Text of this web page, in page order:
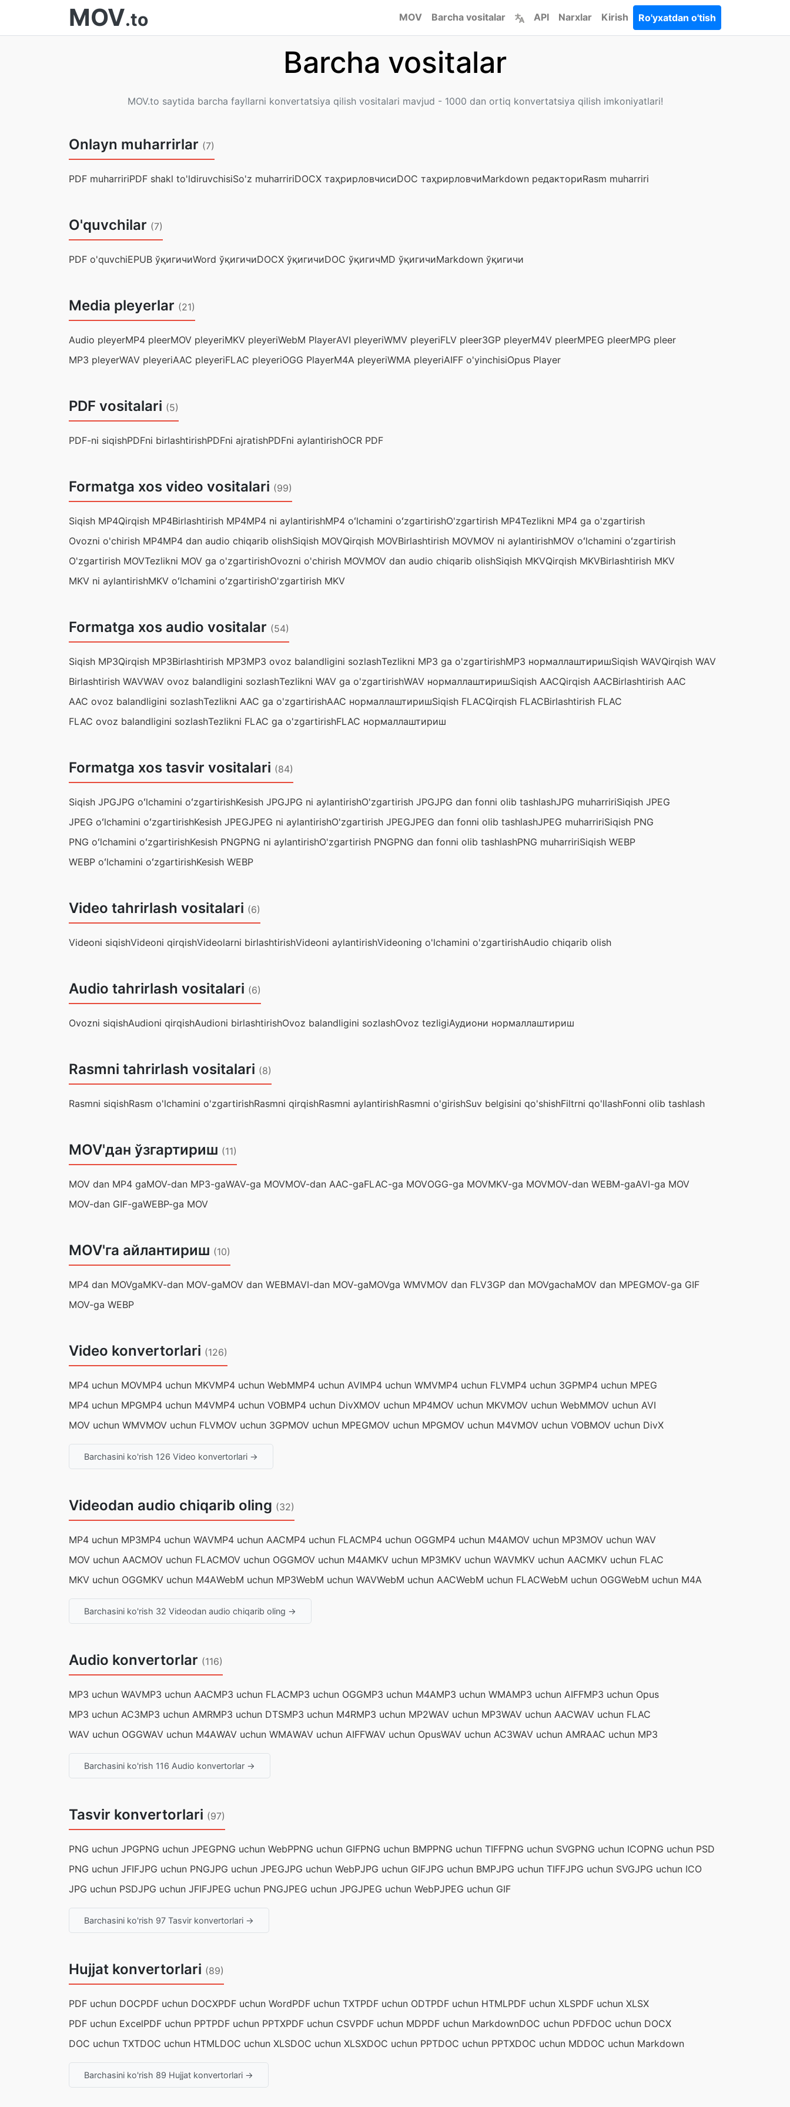
MOV.to MOV Barcha vositalar API Narxlar Kirish Ro'yxatdan o'tish
Barcha vositalar
MOV.to saytida barcha fayllarni konvertatsiya qilish vositalari mavjud - 1000 dan ortiq konvertatsiya qilish imkoniyatlari!
Onlayn muharrirlar (7)
PDF muharririPDF shakl to'ldiruvchisiSo'z muharririDOCX таҳрирловчисиDOC таҳрирловчиMarkdown редакториRasm muharriri
O'quvchilar (7)
PDF o'quvchiEPUB ўқигичиWord ўқигичиDOCX ўқигичиDOC ўқигичMD ўқигичиMarkdown ўқигичи
Media pleyerlar (21)
Audio pleyerMP4 pleerMOV pleyeriMKV pleyeriWebM PlayerAVI pleyeriWMV pleyeriFLV pleer3GP pleyerM4V pleerMPEG pleerMPG pleer
MP3 pleyerWAV pleyeriAAC pleyeriFLAC pleyeriOGG PlayerM4A pleyeriWMA pleyeriAIFF o'yinchisiOpus Player
PDF vositalari (5)
PDF-ni siqishPDFni birlashtirishPDFni ajratishPDFni aylantirishOCR PDF
Formatga xos video vositalari (99)
Siqish MP4Qirqish MP4Birlashtirish MP4MP4 ni aylantirishMP4 oʻlchamini oʻzgartirishO'zgartirish MP4Tezlikni MP4 ga o'zgartirish
Ovozni o'chirish MP4MP4 dan audio chiqarib olishSiqish MOVQirqish MOVBirlashtirish MOVMOV ni aylantirishMOV oʻlchamini oʻzgartirish
O'zgartirish MOVTezlikni MOV ga o'zgartirishOvozni o'chirish MOVMOV dan audio chiqarib olishSiqish MKVQirqish MKVBirlashtirish MKV
MKV ni aylantirishMKV oʻlchamini oʻzgartirishO'zgartirish MKV
Formatga xos audio vositalar (54)
Siqish MP3Qirqish MP3Birlashtirish MP3MP3 ovoz balandligini sozlashTezlikni MP3 ga o'zgartirishMP3 нормаллаштиришSiqish WAVQirqish WAV
Birlashtirish WAVWAV ovoz balandligini sozlashTezlikni WAV ga o'zgartirishWAV нормаллаштиришSiqish AACQirqish AACBirlashtirish AAC
AAC ovoz balandligini sozlashTezlikni AAC ga o'zgartirishAAC нормаллаштиришSiqish FLACQirqish FLACBirlashtirish FLAC
FLAC ovoz balandligini sozlashTezlikni FLAC ga o'zgartirishFLAC нормаллаштириш
Formatga xos tasvir vositalari (84)
Siqish JPGJPG oʻlchamini oʻzgartirishKesish JPGJPG ni aylantirishO'zgartirish JPGJPG dan fonni olib tashlashJPG muharririSiqish JPEG
JPEG oʻlchamini oʻzgartirishKesish JPEGJPEG ni aylantirishO'zgartirish JPEGJPEG dan fonni olib tashlashJPEG muharririSiqish PNG
PNG oʻlchamini oʻzgartirishKesish PNGPNG ni aylantirishO'zgartirish PNGPNG dan fonni olib tashlashPNG muharririSiqish WEBP
WEBP oʻlchamini oʻzgartirishKesish WEBP
Video tahrirlash vositalari (6)
Videoni siqishVideoni qirqishVideolarni birlashtirishVideoni aylantirishVideoning o'lchamini o'zgartirishAudio chiqarib olish
Audio tahrirlash vositalari (6)
Ovozni siqishAudioni qirqishAudioni birlashtirishOvoz balandligini sozlashOvoz tezligiАудиони нормаллаштириш
Rasmni tahrirlash vositalari (8)
Rasmni siqishRasm o'lchamini o'zgartirishRasmni qirqishRasmni aylantirishRasmni o'girishSuv belgisini qo'shishFiltrni qo'llashFonni olib tashlash
MOV'дан ўзгартириш (11)
MOV dan MP4 gaMOV-dan MP3-gaWAV-ga MOVMOV-dan AAC-gaFLAC-ga MOVOGG-ga MOVMKV-ga MOVMOV-dan WEBM-gaAVI-ga MOV
MOV-dan GIF-gaWEBP-ga MOV
MOV'га айлантириш (10)
MP4 dan MOVgaMKV-dan MOV-gaMOV dan WEBMAVI-dan MOV-gaMOVga WMVMOV dan FLV3GP dan MOVgachaMOV dan MPEGMOV-ga GIF
MOV-ga WEBP
Video konvertorlari (126)
MP4 uchun MOVMP4 uchun MKVMP4 uchun WebMMP4 uchun AVIMP4 uchun WMVMP4 uchun FLVMP4 uchun 3GPMP4 uchun MPEG
MP4 uchun MPGMP4 uchun M4VMP4 uchun VOBMP4 uchun DivXMOV uchun MP4MOV uchun MKVMOV uchun WebMMOV uchun AVI
MOV uchun WMVMOV uchun FLVMOV uchun 3GPMOV uchun MPEGMOV uchun MPGMOV uchun M4VMOV uchun VOBMOV uchun DivX
Barchasini ko'rish 126 Video konvertorlari →
Videodan audio chiqarib oling (32)
MP4 uchun MP3MP4 uchun WAVMP4 uchun AACMP4 uchun FLACMP4 uchun OGGMP4 uchun M4AMOV uchun MP3MOV uchun WAV
MOV uchun AACMOV uchun FLACMOV uchun OGGMOV uchun M4AMKV uchun MP3MKV uchun WAVMKV uchun AACMKV uchun FLAC
MKV uchun OGGMKV uchun M4AWebM uchun MP3WebM uchun WAVWebM uchun AACWebM uchun FLACWebM uchun OGGWebM uchun M4A
Barchasini ko'rish 32 Videodan audio chiqarib oling →
Audio konvertorlar (116)
MP3 uchun WAVMP3 uchun AACMP3 uchun FLACMP3 uchun OGGMP3 uchun M4AMP3 uchun WMAMP3 uchun AIFFMP3 uchun Opus
MP3 uchun AC3MP3 uchun AMRMP3 uchun DTSMP3 uchun M4RMP3 uchun MP2WAV uchun MP3WAV uchun AACWAV uchun FLAC
WAV uchun OGGWAV uchun M4AWAV uchun WMAWAV uchun AIFFWAV uchun OpusWAV uchun AC3WAV uchun AMRAAC uchun MP3
Barchasini ko'rish 116 Audio konvertorlar →
Tasvir konvertorlari (97)
PNG uchun JPGPNG uchun JPEGPNG uchun WebPPNG uchun GIFPNG uchun BMPPNG uchun TIFFPNG uchun SVGPNG uchun ICOPNG uchun PSD
PNG uchun JFIFJPG uchun PNGJPG uchun JPEGJPG uchun WebPJPG uchun GIFJPG uchun BMPJPG uchun TIFFJPG uchun SVGJPG uchun ICO
JPG uchun PSDJPG uchun JFIFJPEG uchun PNGJPEG uchun JPGJPEG uchun WebPJPEG uchun GIF
Barchasini ko'rish 97 Tasvir konvertorlari →
Hujjat konvertorlari (89)
PDF uchun DOCPDF uchun DOCXPDF uchun WordPDF uchun TXTPDF uchun ODTPDF uchun HTMLPDF uchun XLSPDF uchun XLSX
PDF uchun ExcelPDF uchun PPTPDF uchun PPTXPDF uchun CSVPDF uchun MDPDF uchun MarkdownDOC uchun PDFDOC uchun DOCX
DOC uchun TXTDOC uchun HTMLDOC uchun XLSDOC uchun XLSXDOC uchun PPTDOC uchun PPTXDOC uchun MDDOC uchun Markdown
Barchasini ko'rish 89 Hujjat konvertorlari →